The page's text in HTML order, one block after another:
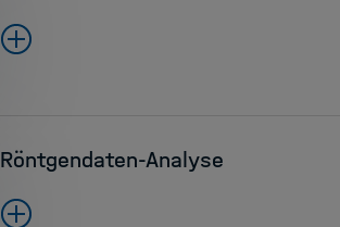
Röntgendaten-Analyse